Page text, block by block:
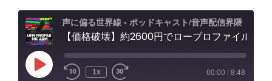
ユ
ー
ス
ー
か
っ
た
「マ
プ
リ
効
声に偏る世界線 - ポッドキャスト/音声配信界隈
Play
Episode 1x 00:00 /8:48